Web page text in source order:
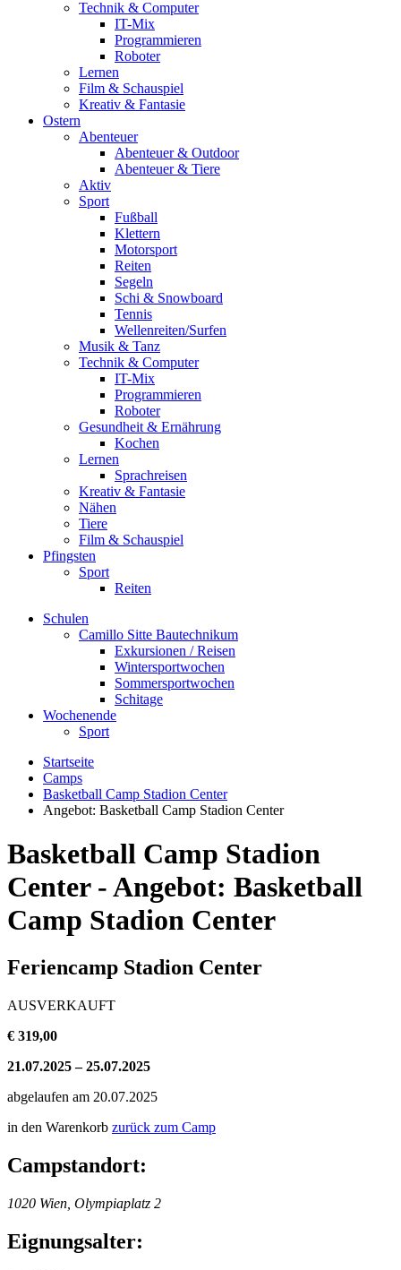
Technik & Computer
IT-Mix
Programmieren
Roboter
Lernen
Film & Schauspiel
Kreativ & Fantasie
Ostern
Abenteuer
Abenteuer & Outdoor
Abenteuer & Tiere
Aktiv
Sport
Fußball
Klettern
Motorsport
Reiten
Segeln
Schi & Snowboard
Tennis
Wellenreiten/Surfen
Musik & Tanz
Technik & Computer
IT-Mix
Programmieren
Roboter
Gesundheit & Ernährung
Kochen
Lernen
Sprachreisen
Kreativ & Fantasie
Nähen
Tiere
Film & Schauspiel
Pfingsten
Sport
Reiten
Schulen
Camillo Sitte Bautechnikum
Exkursionen / Reisen
Wintersportwochen
Sommersportwochen
Schitage
Wochenende
Sport
Startseite
Camps
Basketball Camp Stadion Center
Angebot: Basketball Camp Stadion Center
Basketball Camp Stadion
Center - Angebot: Basketball
Camp Stadion Center
Feriencamp Stadion Center
AUSVERKAUFT
€ 319,00
21.07.2025 – 25.07.2025
abgelaufen am 20.07.2025
in den Warenkorb zurück zum Camp
Campstandort:
1020 Wien, Olympiaplatz 2
Eignungsalter: